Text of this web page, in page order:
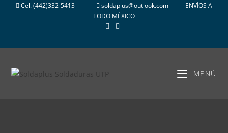
Cel.(442)332-5413 soldaplus@outlook.com
ENVÍOS A
TODO MÉXICO
MENÚ